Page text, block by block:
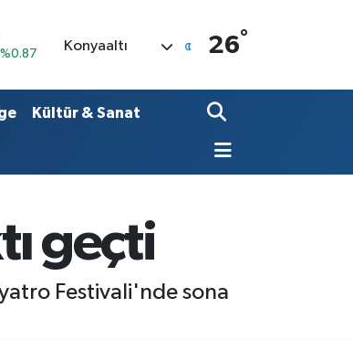
%0.87
Konyaaltı 26°
Kültür & Sanat
geçti
Festivali'nde sona